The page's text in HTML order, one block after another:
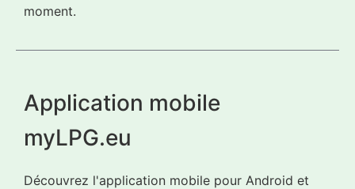
moment.
Application mobile
myLPG.eu
Découvrez l'application mobile pour Android et